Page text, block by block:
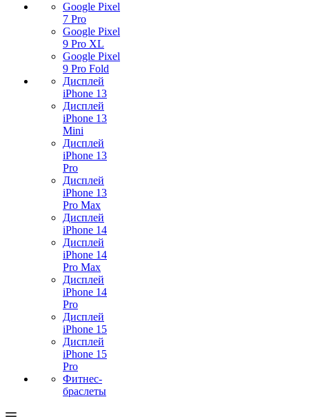
Google Pixel
7 Pro
Google Pixel
9 Pro XL
Google Pixel
9 Pro Fold
Дисплей
iPhone 13
Дисплей
iPhone 13
Mini
Дисплей
iPhone 13
Pro
Дисплей
iPhone 13
Pro Max
Дисплей
iPhone 14
Дисплей
iPhone 14
Pro Max
Дисплей
iPhone 14
Pro
Дисплей
iPhone 15
Дисплей
iPhone 15
Pro
Фитнес-
браслеты